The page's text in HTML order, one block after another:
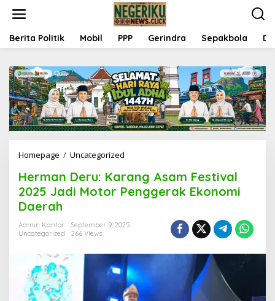
t
Berita Politik Mobil PPP Gerindra Sepakbola
Homepage / Uncategorized
r
m
a
D
u
:
K
a
r
Herman Deru: Karang Asam Festival
2025 Jadi Motor Penggerak Ekonomi
Daerah
Admin Kantor
September 9, 2025
Uncategorized
266 Views